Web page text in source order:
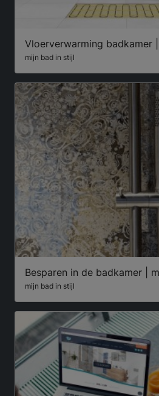
Vloerverwarming badkamer
mijn bad in stijl
Besparen in de badkamer |
mijn bad in stijl